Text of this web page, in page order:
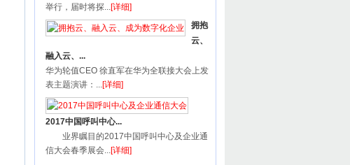
举行，届时将探...[详细]
拥抱
云、
融入云、...
华为轮值CEO 徐直军在华为全联接大会上发
表主题演讲：...[详细]
2017中国呼叫中心...
业界瞩目的2017中国呼叫中心及企业通
信大会春季展会...[详细]